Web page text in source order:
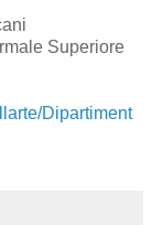
Superiore
Dipartiment